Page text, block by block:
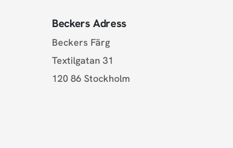
Beckers Adress
Beckers Färg
Textilgatan 31
120 86 Stockholm